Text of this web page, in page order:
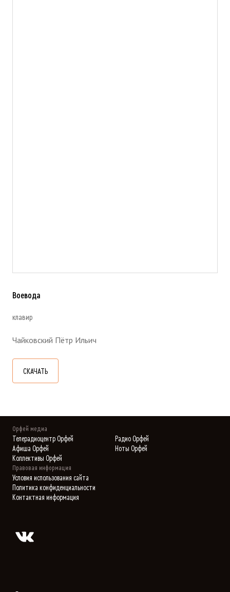
Воевода
клавир
Чайковский Пётр Ильич
СКАЧАТЬ
Орфей медиа
Телерадиоцентр Орфей
Радио Орфей
Афиша Орфей
Ноты Орфей
Коллективы Орфей
Правовая информация
Условия использования сайта
Политика конфиденциальности
Контактная информация